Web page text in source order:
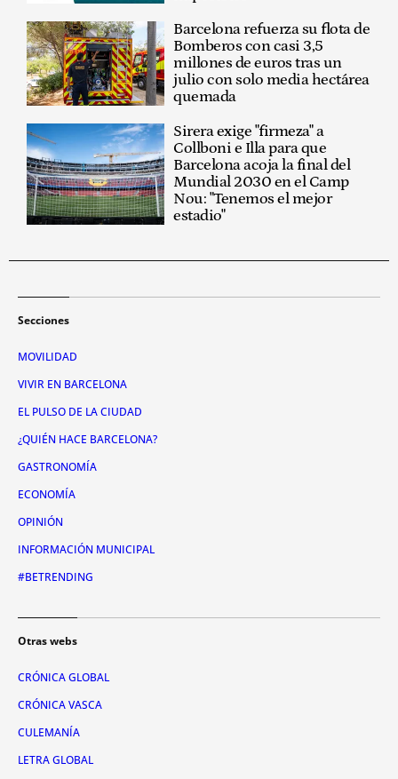
Barcelona refuerza su flota de
Bomberos con casi 3,5
millones de euros tras un
julio con solo media hectárea
quemada
Sirera exige "firmeza" a
Collboni e Illa para que
Barcelona acoja la final del
Mundial 2030 en el Camp
Nou: "Tenemos el mejor
estadio"
Secciones
MOVILIDAD
VIVIR EN BARCELONA
EL PULSO DE LA CIUDAD
¿QUIÉN HACE BARCELONA?
GASTRONOMÍA
ECONOMÍA
OPINIÓN
INFORMACIÓN MUNICIPAL
#BETRENDING
Otras webs
CRÓNICA GLOBAL
CRÓNICA VASCA
CULEMANÍA
LETRA GLOBAL